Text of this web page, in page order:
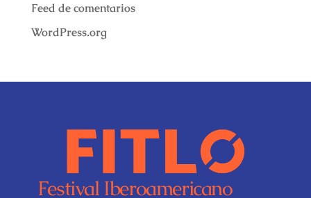
Feed de comentarios
WordPress.org
Festival Iberoamericano